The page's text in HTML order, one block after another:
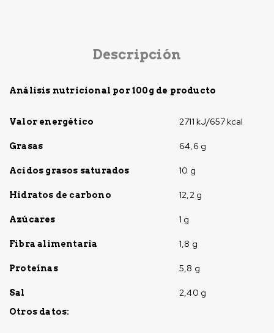
Descripción
Análisis nutricional por 100g de producto
Valor energético 2711 kJ/657 kcal
Grasas 64,6 g
Acidos grasos saturados 10 g
Hidratos de carbono 12,2 g
Azúcares 1 g
Fibra alimentaria 1,8 g
Proteínas 5,8 g
Sal 2,40 g
Otros datos: